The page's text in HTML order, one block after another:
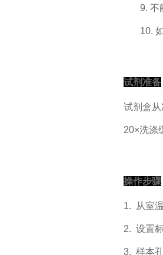
9. 不
10.
试剂准备
试剂盒
20×洗涤
操作步骤
1. 从室
2. 设置
3. 样本